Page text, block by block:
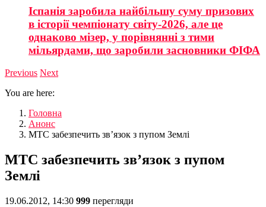
Іспанія заробила найбільшу суму призових
в історії чемпіонату світу-2026, але це
однаково мізер, у порівнянні з тими
мільярдами, що заробили засновники ФІФА
Previous Next
You are here:
Головна
Анонс
МТС забезпечить зв’язок з пупом Землі
МТС забезпечить зв’язок з пупом
Землі
19.06.2012, 14:30 999 перегляди